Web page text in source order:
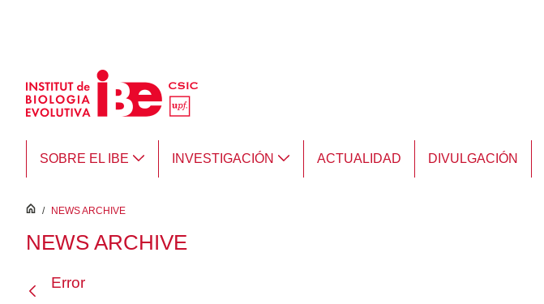
SOBRE EL IBE INVESTIGACIÓN ACTUALIDAD DIVULGACIÓN
inici
/ NEWS ARCHIVE
NEWS ARCHIVE
Error